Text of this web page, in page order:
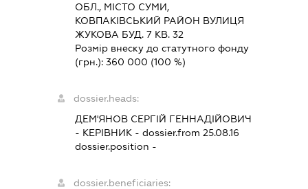
ОБЛ., МІСТО СУМИ,
КОВПАКІВСЬКИЙ РАЙОН ВУЛИЦЯ
ЖУКОВА БУД. 7 КВ. 32
Розмір внеску до статутного фонду
(грн.): 360 000 (100 %)
dossier.heads:
ДЕМ'ЯНОВ СЕРГІЙ ГЕННАДІЙОВИЧ
- КЕРІВНИК - dossier.from 25.08.16
dossier.position -
dossier.beneficiaries: